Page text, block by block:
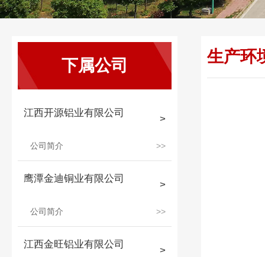
下属公司
江西开源铝业有限公司
公司简介
鹰潭金迪铜业有限公司
公司简介
江西金旺铝业有限公司
生产环